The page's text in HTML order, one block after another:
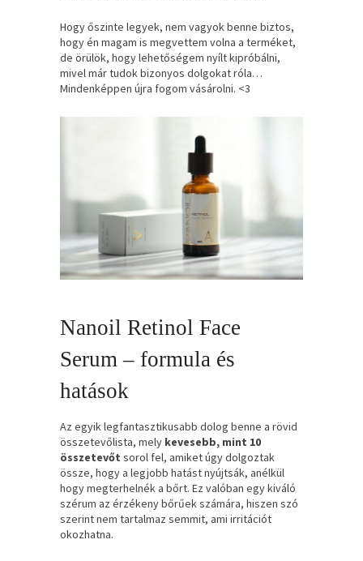
Hogy őszinte legyek, nem vagyok benne biztos,
hogy én magam is megvettem volna a terméket,
de örülök, hogy lehetőségem nyílt kipróbálni,
mivel már tudok bizonyos dolgokat róla…
Mindenképpen újra fogom vásárolni. <3
Nanoil Retinol Face
Serum – formula és
hatások
Az egyik legfantasztikusabb dolog benne a rövid
összetevőlista, mely kevesebb, mint 10
összetevőt sorol fel, amiket úgy dolgoztak
össze, hogy a legjobb hatást nyújtsák, anélkül
hogy megterhelnék a bőrt. Ez valóban egy kiváló
szérum az érzékeny bőrűek számára, hiszen szó
szerint nem tartalmaz semmit, ami irritációt
okozhatna.